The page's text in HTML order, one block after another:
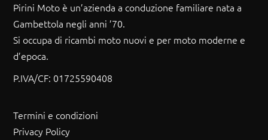
Pirini Moto è un’azienda a conduzione familiare nata a
Gambettola negli anni ’70.
Si occupa di ricambi moto nuovi e per moto moderne e
d’epoca.
P.IVA/CF: 01725590408
Termini e condizioni
Privacy Policy